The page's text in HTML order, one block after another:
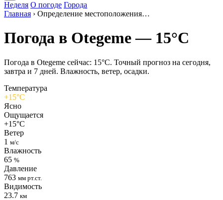
Неделя О погоде Города
Главная › Определение местоположения…
Погода в Otegemе — 15°C
Погода в Otegemе сейчас: 15°C. Точный прогноз на сегодня,
завтра и 7 дней. Влажность, ветер, осадки.
Температура
+15°C
Ясно
Ощущается
+15°C
Ветер
1 м/с
Влажность
65 %
Давление
763 мм рт.ст.
Видимость
23.7 км